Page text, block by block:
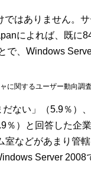
はありません。
によれば、既に
で、Windows
に関するユーザー動向調査
ない」（5.9％）
％）と回答した企
などがあまり管
Server